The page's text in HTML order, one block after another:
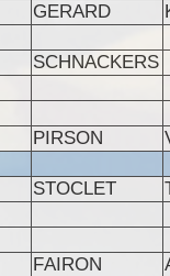
GERARD
SCHNACKERS
PIRSON
STOCLET
FAIRON